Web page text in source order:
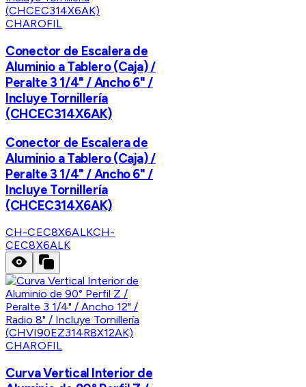
CHAROFIL
Conector de Escalera de
Aluminio a Tablero (Caja) /
Peralte 3 1/4" / Ancho 6" /
Incluye Tornillería
(CHCEC314X6AK)
Conector de Escalera de
Aluminio a Tablero (Caja) /
Peralte 3 1/4" / Ancho 6" /
Incluye Tornillería
(CHCEC314X6AK)
CH-CEC8X6ALKCH-
CEC8X6ALK
CHAROFIL
Curva Vertical Interior de